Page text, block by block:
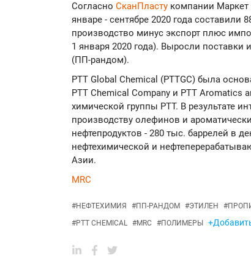
Согласно СканПласту компании Маркет
январе - сентябре 2020 года
производство минус экспорт плюс
1 января 2020 года). Выросли
(ПП-рандом).
PTT Global Chemical (PTTGC) была
PTT Chemical Company и PTT Aromatics
химической группы PTT. В результате
производству олефинов и
нефтепродуктов - 280 тыс. баррелей в
нефтехимической и
Азии.
MRC
#НЕФТЕХИМИЯ #ПП-РАНДОМ #ЭТИЛЕН #
#PTT CHEMICAL #MRC #ПОЛИМЕРЫ